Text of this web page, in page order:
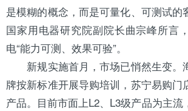
是模糊的概念，而是可量化、可测试的
国家用电器研究院副院长曲宗峰所言
电“能力可测、效果可验”。
新规实施首月，市场已悄然生变。
牌按新标准开展导购培训，苏宁易购门
产品。目前市面上L2、L3级产品为主流